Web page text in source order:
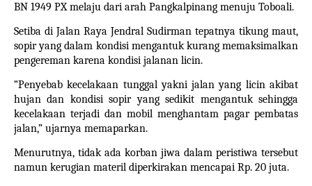
BN 1949 PX melaju dari arah Pangkalpinang menuju Toboali.
Setiba di Jalan Raya Jendral Sudirman tepatnya tikung maut,
sopir yang dalam kondisi mengantuk kurang memaksimalkan
pengereman karena kondisi jalanan licin.
“Penyebab kecelakaan tunggal yakni jalan yang licin akibat
hujan dan kondisi sopir yang sedikit mengantuk sehingga
kecelakaan terjadi dan mobil menghantam pagar pembatas
jalan,” ujarnya memaparkan.
Menurutnya, tidak ada korban jiwa dalam peristiwa tersebut
namun kerugian materil diperkirakan mencapai Rp. 20 juta.